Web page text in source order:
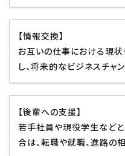
【情報交換】
お互いの仕事における現
し、将来的なビジネスチャ
【後輩への支援】
若手社員や現役学生など
合は、転職や就職、進路の